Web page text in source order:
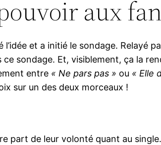
aux
l’idée et a initié le sondage. Relayé
sondage. Et, visiblement, ça la
entre « Ne pars pas » ou « Elle
sur un des deux morceaux !
part de leur volonté quant au